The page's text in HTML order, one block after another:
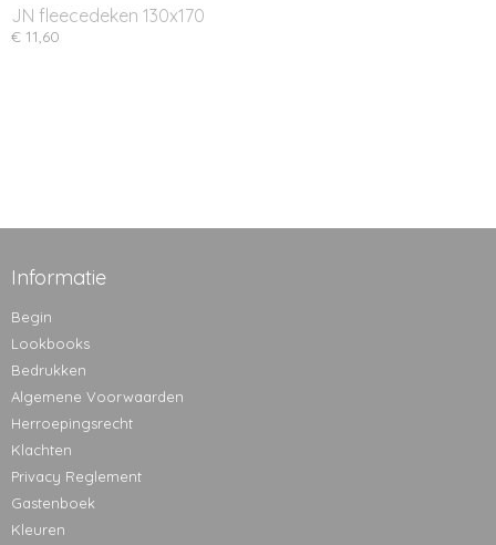
JN fleecedeken 130x170
€ 11,60
Informatie
Begin
Lookbooks
Bedrukken
Algemene Voorwaarden
Herroepingsrecht
Klachten
Privacy Reglement
Gastenboek
Kleuren